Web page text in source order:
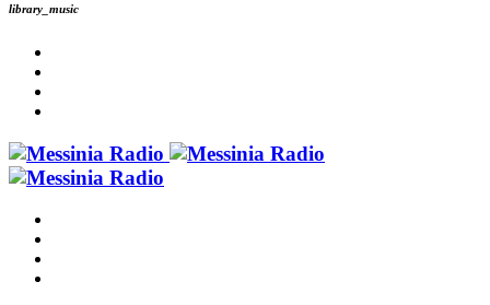
library_music